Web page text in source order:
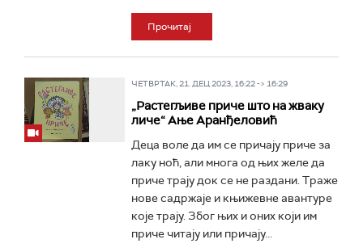
Прочитај
ЧЕТВРТАК, 21. ДЕЦ 2023, 16:22 -> 16:29
„Растегљиве приче што на жваку
личе“ Ање Аранђеловић
Деца воле да им се причају приче за
лаку ноћ, али многа од њих желе да
приче трају док се не раздани. Траже
нове садржаје и књижевне авантуре
које трају. Због њих и оних који им
приче читају или причају...